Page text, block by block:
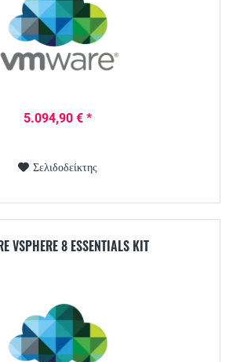
5.094,90 € *
Σελιδοδείκτης
VSPHERE 8 ESSENTIALS KIT